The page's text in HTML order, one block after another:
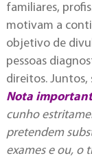
familiares,
motivam a
objetivo de
pessoas
direitos.
Nota
cunho
pretendem
exames e ou, o